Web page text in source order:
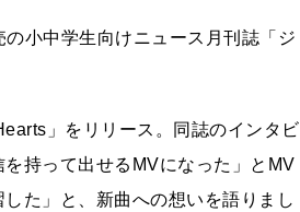
小中学生向けニュース月刊誌「ジ
」をリリース。同誌のインタビ
持って出せるMVになった」とMV
た」と、新曲への想いを語りまし